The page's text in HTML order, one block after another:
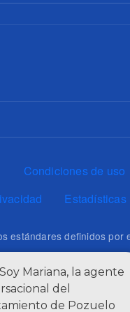
Condiciones de uso
Estadísticas
estándares definidos por